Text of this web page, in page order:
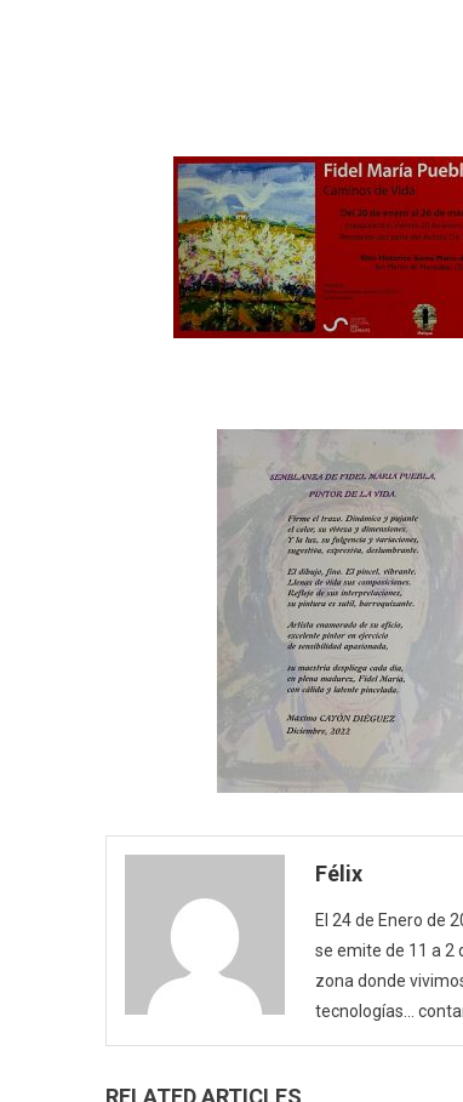
Félix
El 24 de Enero de
se emite de 11 a 2
zona donde
tecnologías…
RELATED ARTICLES